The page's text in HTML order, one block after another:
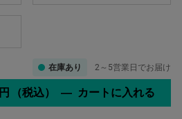
在庫あり 2～5営業日でお届け
（税込） ― カートに入れる